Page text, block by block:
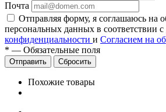
Почта
Отправляя форму, я соглашаюсь на
персональных данных в соответствии с
конфиденциальности и Согласием на
* — Обязательные поля
Сбросить
Похожие товары